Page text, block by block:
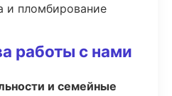
и пломбирование
работы с нами
и семейные